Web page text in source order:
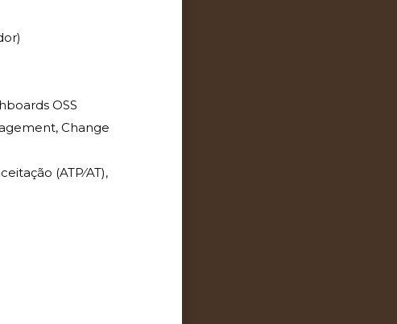
OSS
Change
(ATP/AT),